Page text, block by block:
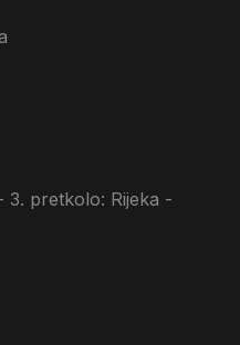
3. pretkolo: Rijeka -